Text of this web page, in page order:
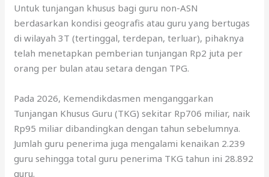
Untuk tunjangan khusus bagi guru non-ASN
berdasarkan kondisi geografis atau guru yang bertugas
di wilayah 3T (tertinggal, terdepan, terluar), pihaknya
telah menetapkan pemberian tunjangan Rp2 juta per
orang per bulan atau setara dengan TPG.
Pada 2026, Kemendikdasmen menganggarkan
Tunjangan Khusus Guru (TKG) sekitar Rp706 miliar, naik
Rp95 miliar dibandingkan dengan tahun sebelumnya.
Jumlah guru penerima juga mengalami kenaikan 2.239
guru sehingga total guru penerima TKG tahun ini 28.892
guru.